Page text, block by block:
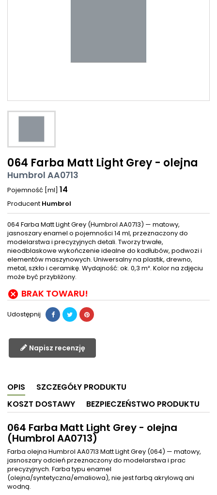
064 Farba Matt Light Grey - olejna
Humbrol AA0713
Pojemność [ml] 14
Producent Humbrol
064 Farba Matt Light Grey (Humbrol AA0713) — matowy,
jasnoszary enamel o pojemności 14 ml, przeznaczony do
modelarstwa i precyzyjnych detali. Tworzy trwałe,
nieodblaskowe wykończenie idealne do kadłubów, podwozi i
elementów maszynowych. Uniwersalny na plastik, drewno,
metal, szkło i ceramikę. Wydajność: ok. 0,3 m². Kolor na zdjęciu
może być przybliżony.
 BRAK TOWARU!
Udostępnij
Napisz recenzję
OPIS
SZCZEGÓŁY PRODUKTU
KOSZT DOSTAWY
BEZPIECZEŃSTWO PRODUKTU
064 Farba Matt Light Grey - olejna
(Humbrol AA0713)
Farba olejna Humbrol AA0713 Matt Light Grey (064) — matowy,
jasnoszary odcień przeznaczony do modelarstwa i prac
precyzyjnych. Farba typu enamel
(olejna/syntetyczna/emaliowa), nie jest farbą akrylową ani
wodną.